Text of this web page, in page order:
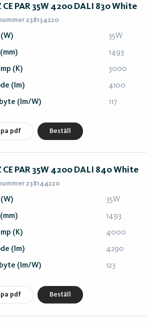
CE PAR 35W 4200 DALI 830 White
238134220
35W
1493
(K) 3000
(lm) 4100
(lm/W) 117
pdf Beställ
CE PAR 35W 4200 DALI 840 White
238144220
35W
1493
(K) 4000
(lm) 4290
(lm/W) 123
pdf Beställ